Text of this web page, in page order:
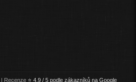
| Recenze ⭐ 4,9 / 5 podle zákazníků na Google